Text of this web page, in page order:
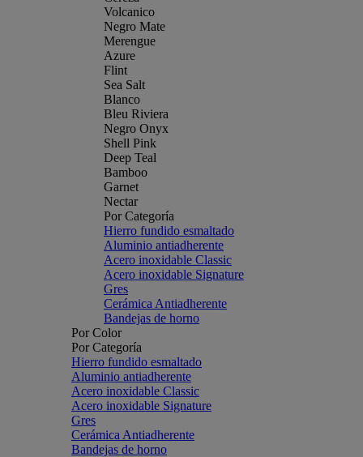
Volcanico
Negro Mate
Merengue
Azure
Flint
Sea Salt
Blanco
Bleu Riviera
Negro Onyx
Shell Pink
Deep Teal
Bamboo
Garnet
Nectar
Por Categoría
Hierro fundido esmaltado
Aluminio antiadherente
Acero inoxidable Classic
Acero inoxidable Signature
Gres
Cerámica Antiadherente
Bandejas de horno
Por Color
Por Categoría
Hierro fundido esmaltado
Aluminio antiadherente
Acero inoxidable Classic
Acero inoxidable Signature
Gres
Cerámica Antiadherente
Bandejas de horno